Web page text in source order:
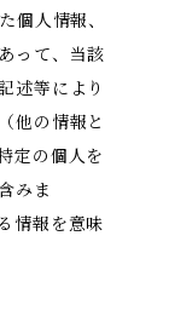
個人情報、
って、当該
述等により
他の情報と
定の個人を
みま
情報を意味